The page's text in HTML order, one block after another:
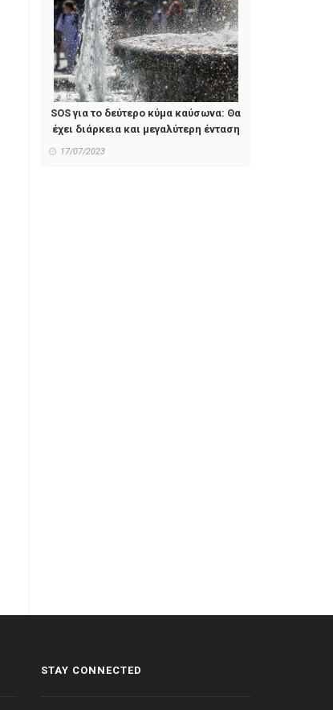
SOS για το δεύτερο κύμα καύσωνα: Θα
έχει διάρκεια και μεγαλύτερη ένταση
17/07/2023
STAY CONNECTED